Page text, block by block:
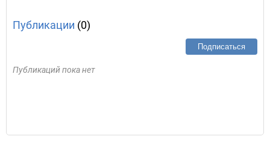
Публикации (0)
Подписаться
Публикаций пока нет